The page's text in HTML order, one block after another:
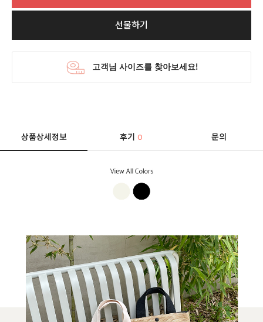
선물하기
상품상세정보 후기0 문의